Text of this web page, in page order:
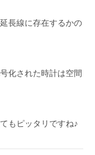
長線に存在するかの
化された時計は空間
もピッタリですね♪